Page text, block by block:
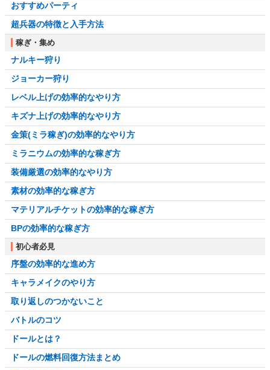
おすすめパーティ
超兵器の特徴と入手方法
稼ぎ・集め
ナルキー狩り
ジョーカー狩り
レベル上げの効率的なやり方
キズナ上げの効率的なやり方
金策(ミラ稼ぎ)の効率的なやり方
ミラニウムの効率的な稼ぎ方
装備厳選の効率的なやり方
素材の効率的な稼ぎ方
マテリアルチケットの効率的な稼ぎ方
BPの効率的な稼ぎ方
初心者必見
序盤の効率的な進め方
キャラメイクのやり方
取り返しのつかないこと
バトルのコツ
ドールとは？
ドールの燃料回復方法まとめ